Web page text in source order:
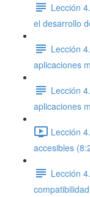
Lección
el desarrollo
Lección
aplicaciones
Lección
aplicaciones
Lección
accesibles
Lección